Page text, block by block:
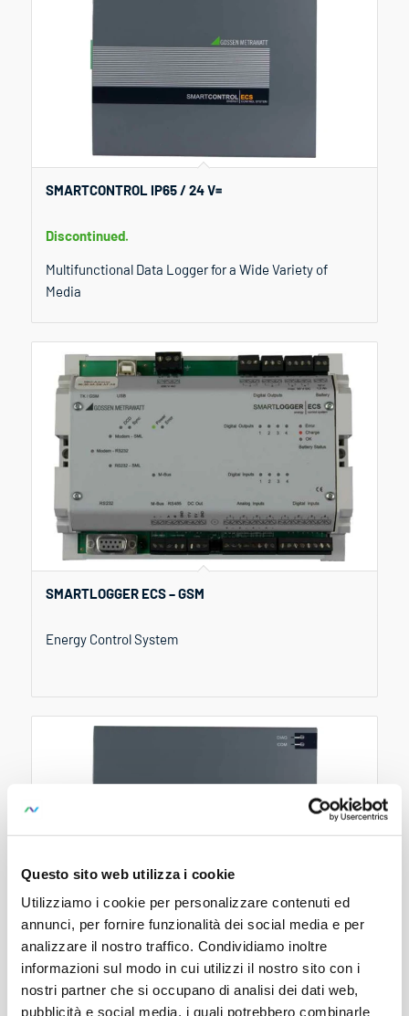
Questo sito web utilizza i cookie
Utilizziamo i cookie per personalizzare contenuti ed
annunci, per fornire funzionalità dei social media e per
analizzare il nostro traffico. Condividiamo inoltre
informazioni sul modo in cui utilizzi il nostro sito con i
nostri partner che si occupano di analisi dei dati web,
pubblicità e social media, i quali potrebbero combinarle
SMARTCONTROL IP65 / 24 V=
Discontinued.
Multifunctional Data Logger for a Wide Variety of
Media
SMARTLOGGER ECS – GSM
Energy Control System
SMARTCONTROL I/O24